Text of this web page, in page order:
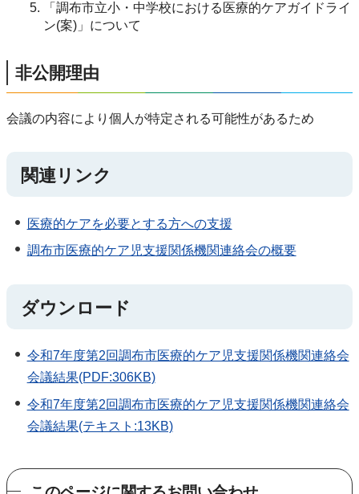
「調布市立小・中学校における医療的ケアガイドライ
ン(案)」について
非公開理由
会議の内容により個人が特定される可能性があるため
関連リンク
医療的ケアを必要とする方への支援
調布市医療的ケア児支援関係機関連絡会の概要
ダウンロード
令和7年度第2回調布市医療的ケア児支援関係機関連絡会
会議結果(PDF:306KB)
令和7年度第2回調布市医療的ケア児支援関係機関連絡会
会議結果(テキスト:13KB)